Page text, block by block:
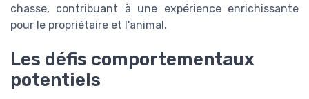
chasse, contribuant à une expérience enrichissante
pour le propriétaire et l'animal.
Les défis comportementaux
potentiels